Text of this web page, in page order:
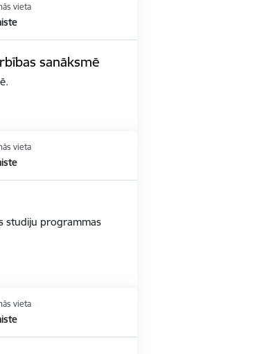
vieta
sanāksmē
vieta
studiju programmas
vieta